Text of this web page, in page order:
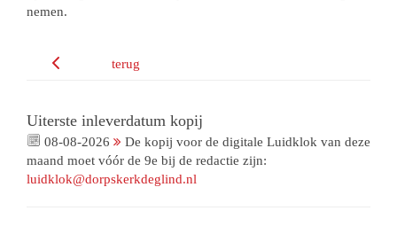
nemen.
terug
Uiterste inleverdatum kopij
08-08-2026
De kopij voor de digitale Luidklok van deze
maand moet vóór de 9e bij de redactie zijn:
luidklok@dorpskerkdeglind.nl